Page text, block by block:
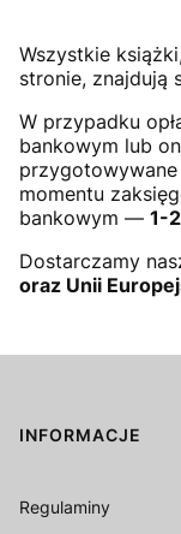
Wszystkie
stronie, znajdują
W przypadku
bankowym lub
momentu
bankowym — 1-
Dostarczamy
oraz Unii
Linki w
INFORMACJE
Regulaminy